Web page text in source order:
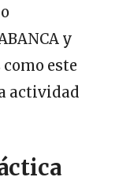
y
este
actividad